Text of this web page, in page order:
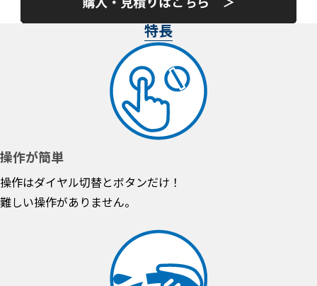
特長
操作が簡単
操作はダイヤル切替とボタンだけ！
難しい操作がありません。